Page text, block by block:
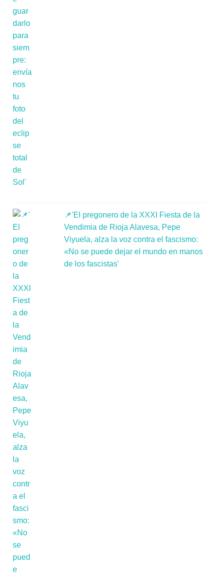
📌'El pregonero de la XXXI Fiesta de la
Vendimia de Rioja Alavesa, Pepe
Viyuela, alza la voz contra el fascismo:
«No se puede dejar el mundo en manos
de los fascistas'